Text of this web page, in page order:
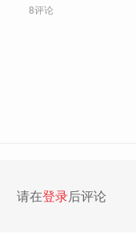
8评论
请在登录后评论